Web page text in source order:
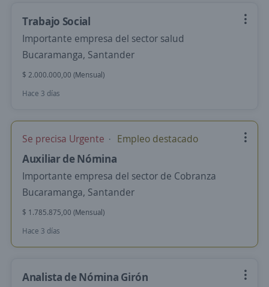
Trabajo Social
Importante empresa del sector salud
Bucaramanga, Santander
$ 2.000.000,00 (Mensual)
Hace 3 días
Se precisa Urgente Empleo destacado
Auxiliar de Nómina
Importante empresa del sector de Cobranza
Bucaramanga, Santander
$ 1.785.875,00 (Mensual)
Hace 3 días
Analista de Nómina Girón